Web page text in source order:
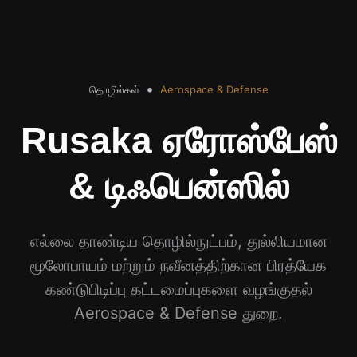
தொழில்கள் Aerospace & Defense
Rusaka ஏரோஸ்பேஸ்
& டிஃபென்ஸில்
எல்லை தாண்டிய தொழில்நுட்பம், துல்லியமான
மூலோபாயம் மற்றும் நவீனத்திற்கான பிரத்யேக
கண்டுபிடிப்பு கட்டமைப்புகளை வழங்குதல்
Aerospace & Defense துறை.